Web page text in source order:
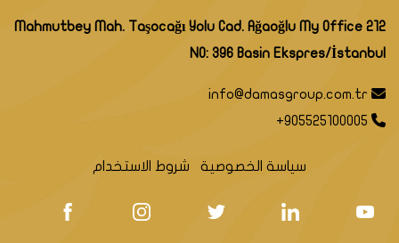
Mahmutbey Mah. Taşocağı Yolu Cad. Ağaoğlu My Office 212
NO: 396 Basin Ekspres/İstanbul
info@damasgroup.com.tr
+905525100005
سياسة الخصوصية شروط الاستخدام